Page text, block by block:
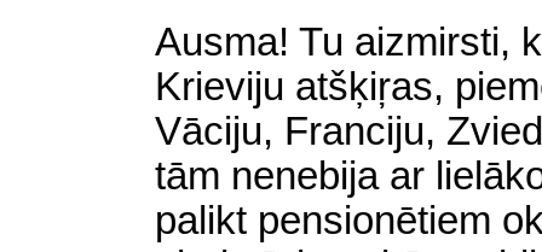
Ausma! Tu aizmirsti,
Krieviju atšķiŗas,
Vāciju, Franciju,
tām nenebija ar
palikt pensionētiem